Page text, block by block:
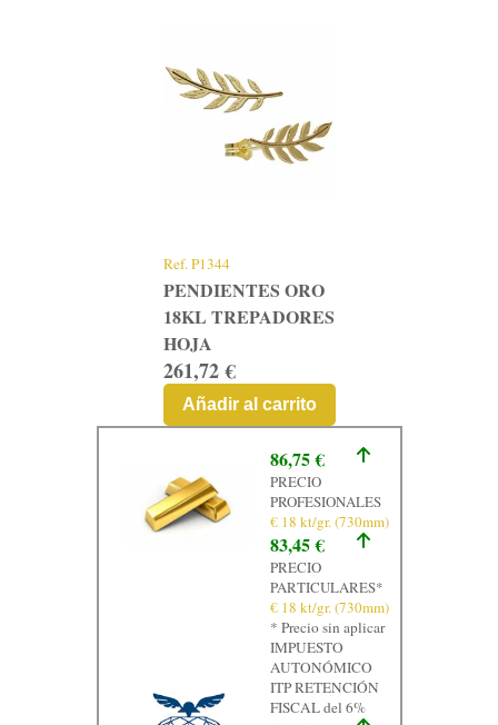
Ref.P1344
PENDIENTES ORO
18KL TREPADORES
HOJA
261,72 €
Añadir al carrito
86,75 €
PRECIO
PROFESIONALES
€ 18 kt/gr. (730mm)
83,45 €
PRECIO
PARTICULARES*
€ 18 kt/gr. (730mm)
* Precio sin aplicar
IMPUESTO
AUTONÓMICO
ITP RETENCIÓN
FISCAL del 6%